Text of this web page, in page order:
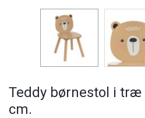
Teddy børnestol i træ
cm.